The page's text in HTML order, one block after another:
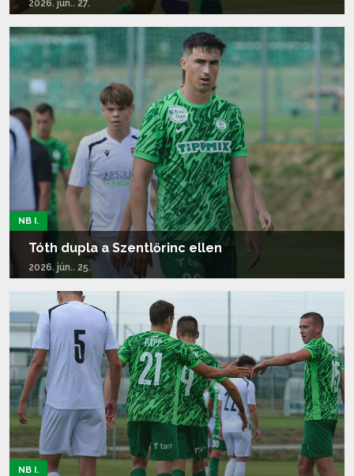
2026. jún.. 27.
Tovább olvasom...
NB I.
Tóth dupla a Szentlőrinc ellen
2026. jún.. 25.
Tovább olvasom...
NB I.